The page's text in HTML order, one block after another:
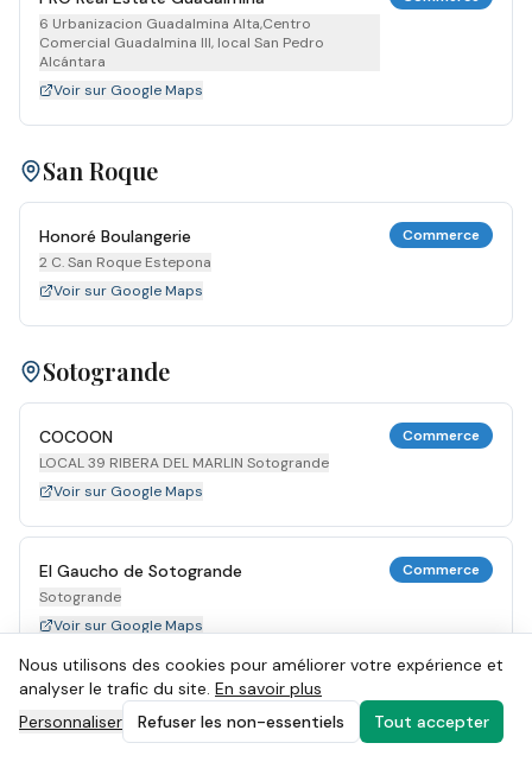
6 Urbanizacion Guadalmina Alta,Centro
Comercial Guadalmina III, local San Pedro
Alcántara
Voir sur Google Maps
San Roque
Honoré Boulangerie
2 C. San Roque Estepona
Commerce
Voir sur Google Maps
Sotogrande
COCOON
LOCAL 39 RIBERA DEL MARLIN Sotogrande
Commerce
Voir sur Google Maps
El Gaucho de Sotogrande
Sotogrande
Commerce
Voir sur Google Maps
MYTILUS GRILL
34 RIBERA DEL MARLIN Sotogrande
Commerce
Nous utilisons des cookies pour améliorer votre expérience et
analyser le trafic du site. En savoir plus
Personnaliser
Refuser les non-essentiels Tout accepter